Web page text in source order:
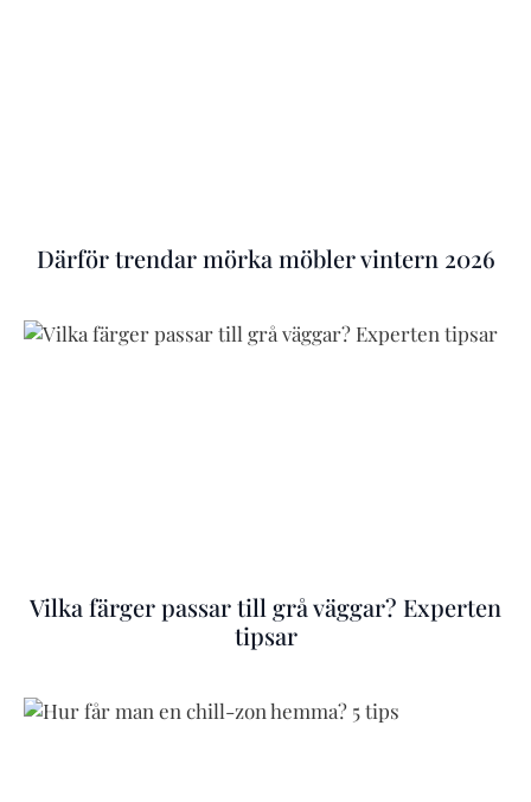
Därför trendar mörka möbler vintern 2026
Vilka färger passar till grå väggar? Experten
tipsar